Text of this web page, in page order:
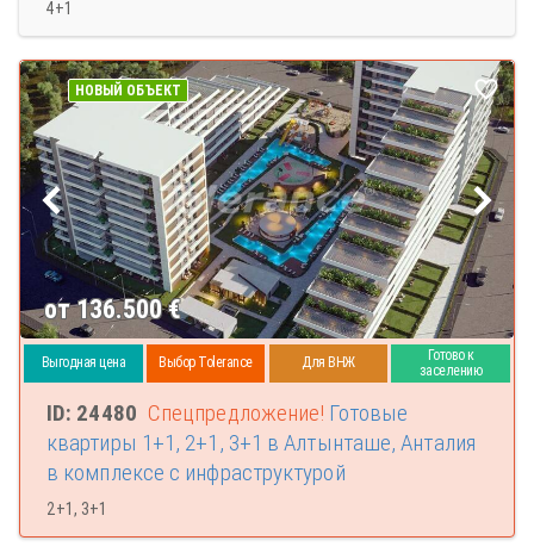
4+1
от 136.500€
НОВЫЙ ОБЪЕКТ
Выгодная цена Выбор Tolerance Для ВНЖ
Готово к
заселению
ID: 24480 Спецпредложение! Готовые
квартиры 1+1, 2+1, 3+1 в Алтынташе, Анталия
в комплексе с инфраструктурой
2+1, 3+1